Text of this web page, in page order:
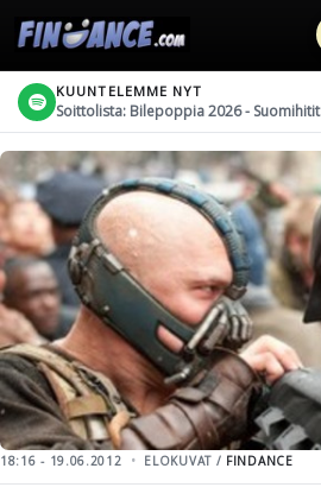
KUUNTELEMME NYT
Soittolista: Bilepoppia 2026 - Suomihitit
18:16 - 19.06.2012 ELOKUVAT / FINDANCE